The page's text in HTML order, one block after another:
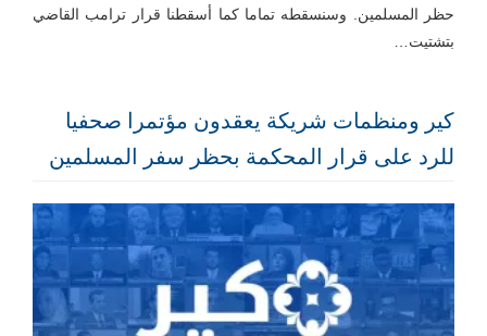
حظر المسلمين. وسنسقطه تماما كما أسقطنا قرار ترامب القاضي
بتشتيت…
كير ومنظمات شريكة يعقدون مؤتمرا صحفيا
للرد على قرار المحكمة بحظر سفر المسلمين